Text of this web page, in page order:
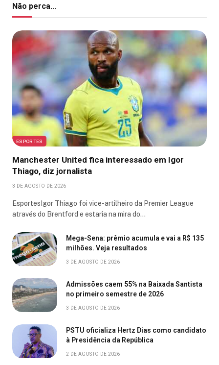
Não perca...
ESPORTES
Manchester United fica interessado em Igor
Thiago, diz jornalista
3 DE AGOSTO DE 2026
EsportesIgor Thiago foi vice-artilheiro da Premier League
através do Brentford e estaria na mira do…
Mega-Sena: prêmio acumula e vai a R$ 135
milhões. Veja resultados
3 DE AGOSTO DE 2026
Admissões caem 55% na Baixada Santista
no primeiro semestre de 2026
3 DE AGOSTO DE 2026
PSTU oficializa Hertz Dias como candidato
à Presidência da República
2 DE AGOSTO DE 2026